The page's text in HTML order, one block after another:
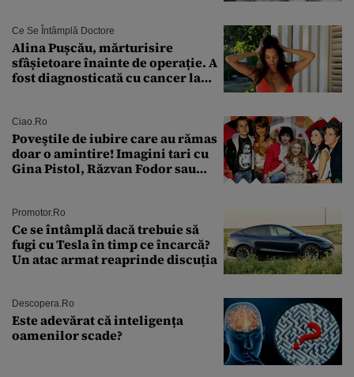
București. Pe ce dată ninge
Ce Se Întâmplă Doctore
Alina Pușcău, mărturisire
sfâșietoare înainte de operație. A
fost diagnosticată cu cancer la
îmi salvez viața”
Ciao.ro
Poveştile de iubire care au rămas
doar o amintire! Imagini tari cu
Gina Pistol, Răzvan Fodor sau
Promotor.ro
Ce se întâmplă dacă trebuie să
fugi cu Tesla în timp ce încarcă?
Un atac armat reaprinde discuția
Descopera.ro
Este adevărat că inteligența
oamenilor scade?